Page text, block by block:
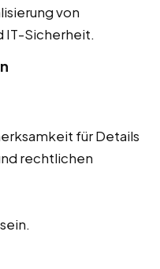
von
IT-Sicherheit.
für Details
rechtlichen